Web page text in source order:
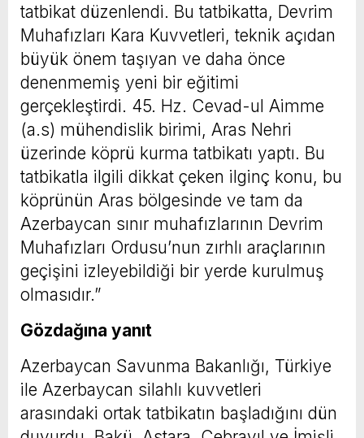
tatbikat düzenlendi. Bu tatbikatta, Devrim
Muhafızları Kara Kuvvetleri, teknik açıdan
büyük önem taşıyan ve daha önce
denenmemiş yeni bir eğitimi
gerçekleştirdi. 45. Hz. Cevad-ul Aimme
(a.s) mühendislik birimi, Aras Nehri
üzerinde köprü kurma tatbikatı yaptı. Bu
tatbikatla ilgili dikkat çeken ilginç konu, bu
köprünün Aras bölgesinde ve tam da
Azerbaycan sınır muhafızlarının Devrim
Muhafızları Ordusu’nun zırhlı araçlarının
geçişini izleyebildiği bir yerde kurulmuş
olmasıdır.”
Gözdağına yanıt
Azerbaycan Savunma Bakanlığı, Türkiye
ile Azerbaycan silahlı kuvvetleri
arasındaki ortak tatbikatın başladığını dün